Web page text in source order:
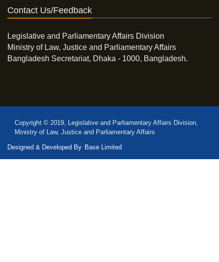
Contact Us/Feedback
Legislative and Parliamentary Affairs Division
Ministry of Law, Justice and Parliamentary Affairs
Bangladesh Secretariat, Dhaka - 1000, Bangladesh.
Copyright © 2019, Legislative and Parliamentary Affairs Division,
Ministry of Law, Justice and Parliamentary Affairs
Designed & Developed By Base Limited